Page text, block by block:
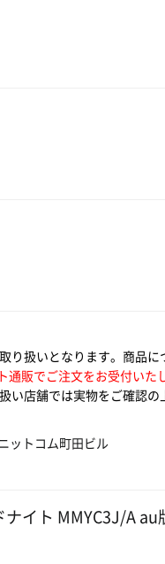
り扱いとなります。商品
販でご注文をお受付い
い店舗では実物をご確認の
ットコム町田ビル
イト MMYC3J/A au